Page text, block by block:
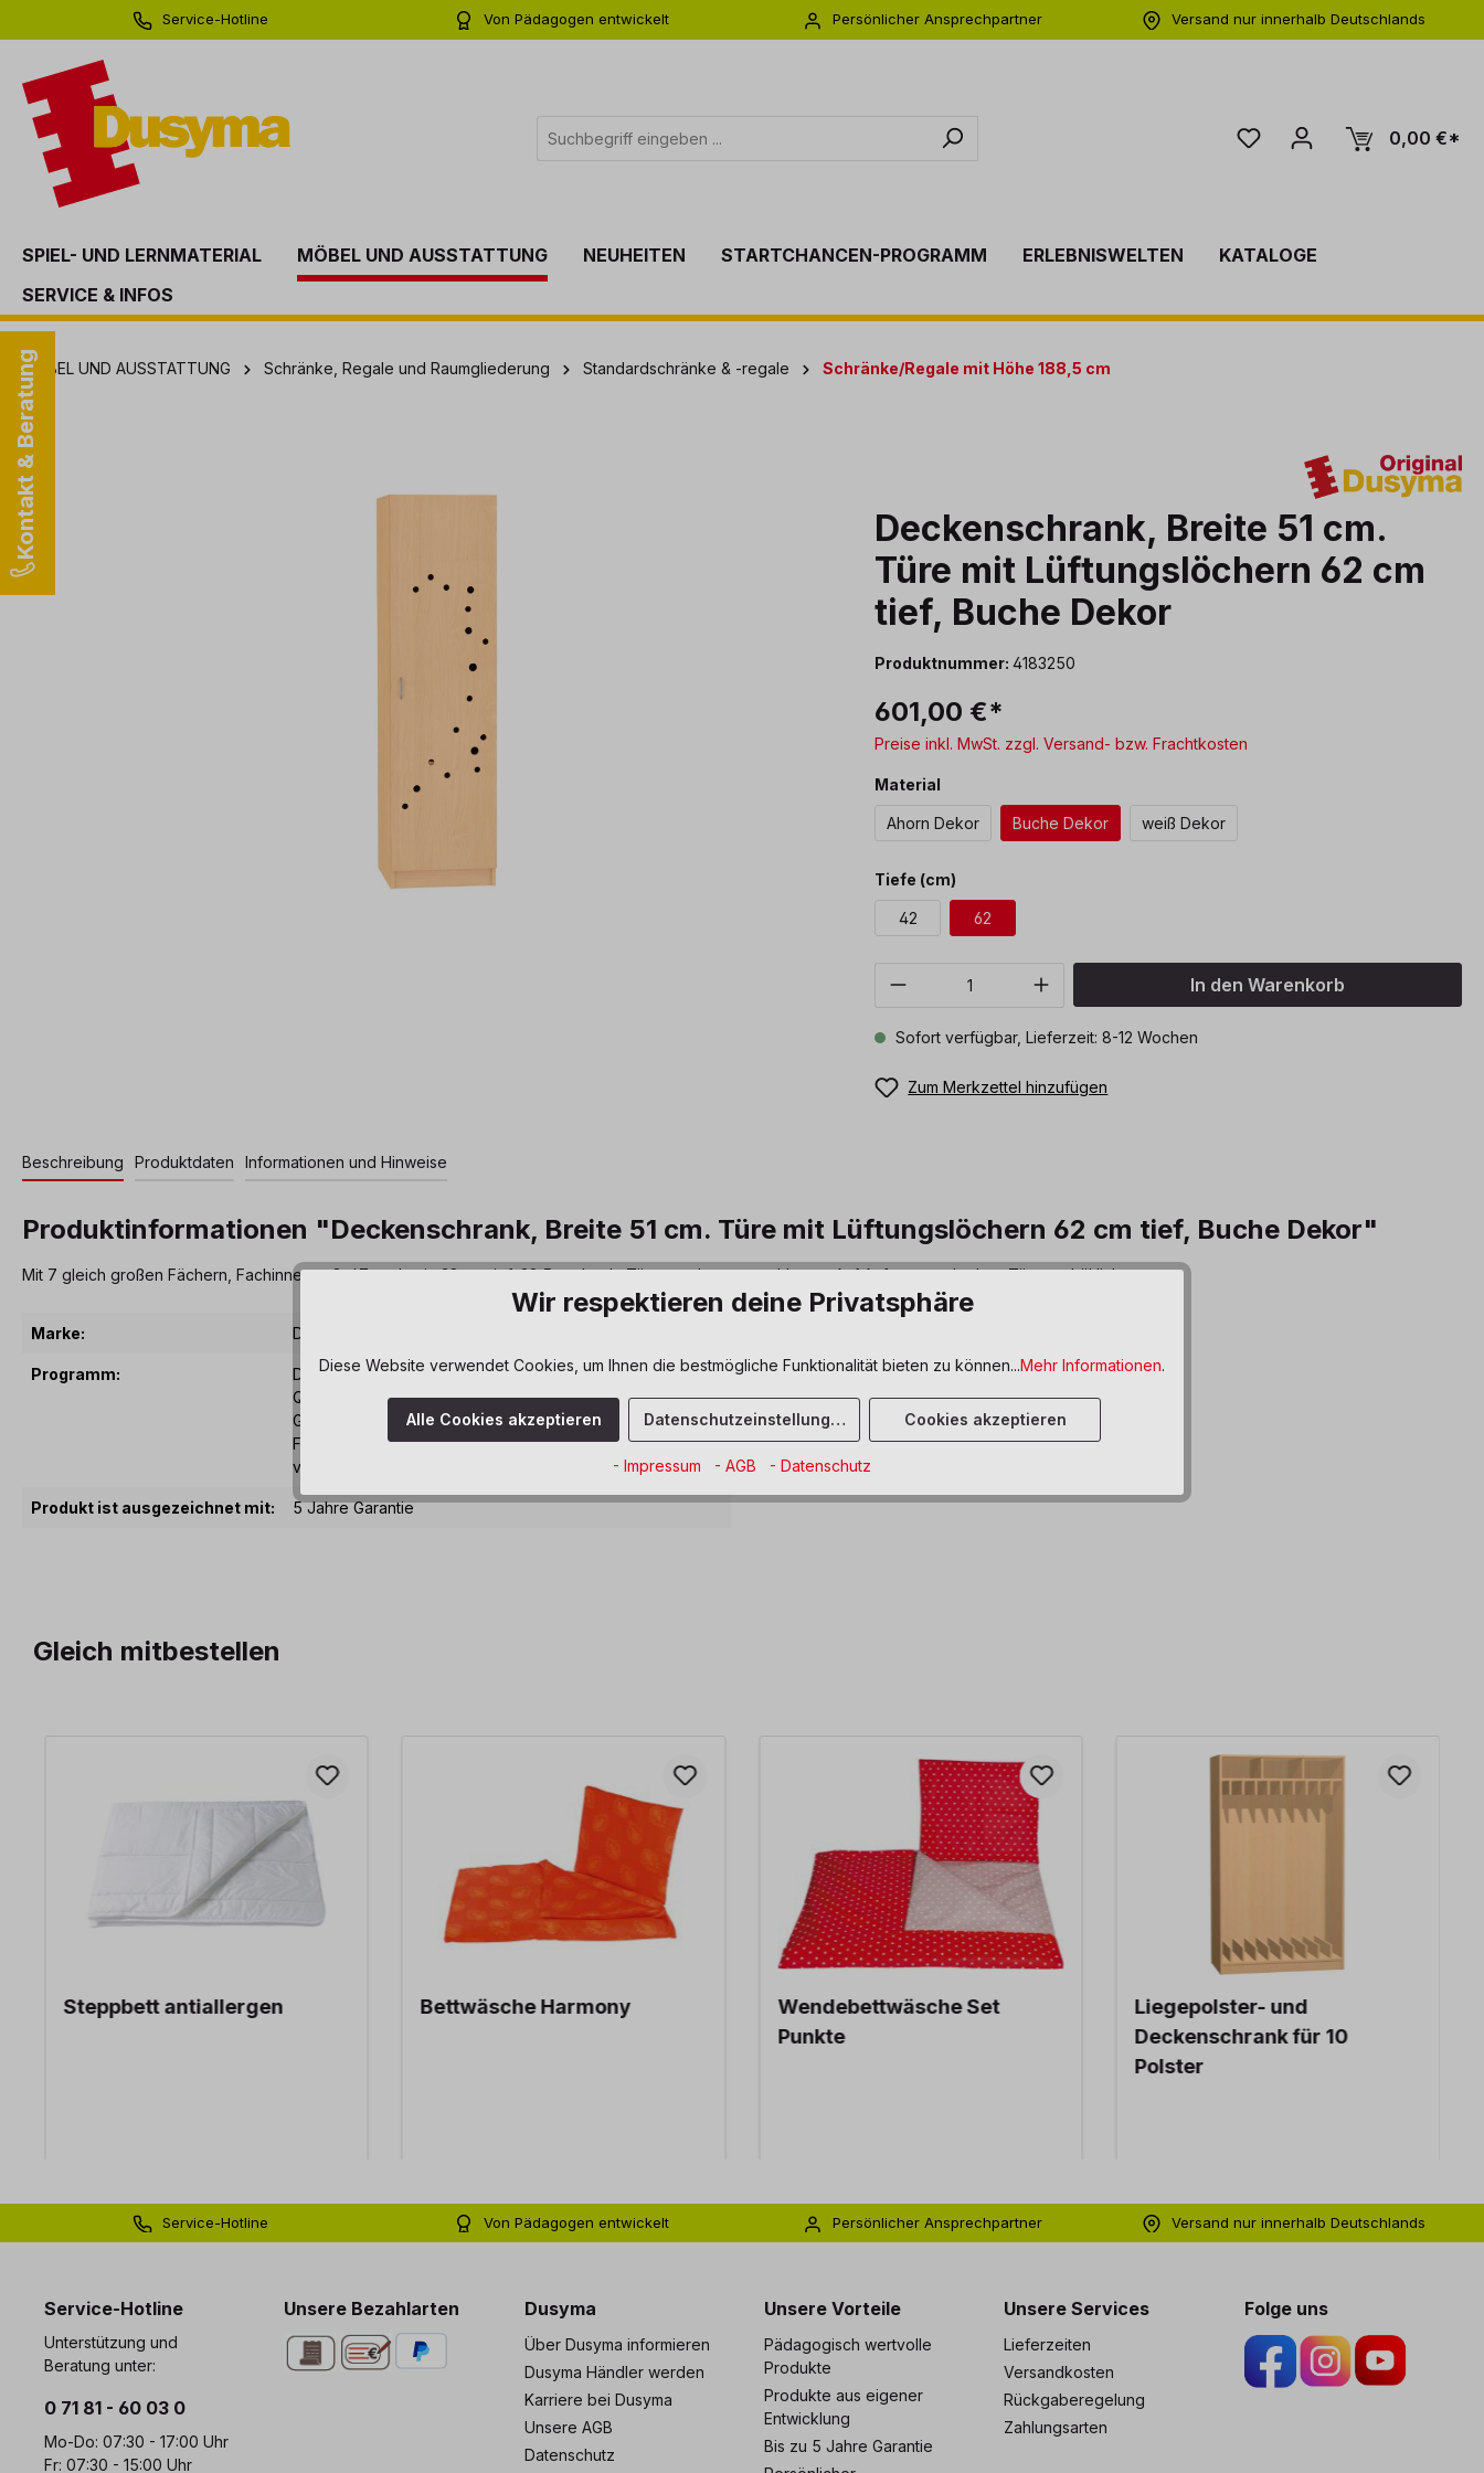
Zur Hauptnavigation springen
Service-Hotline
Von Pädagogen entwickelt
Persönlicher Ansprechpartner
Versand nur innerhalb Deutschlands
0,00 €*
SPIEL- UND LERNMATERIAL MÖBEL UND AUSSTATTUNG NEUHEITEN STARTCHANCEN-PROGRAMM ERLEBNISWELTEN
KATALOGE
SERVICE & INFOS
Kontakt & Beratung
MÖBEL UND AUSSTATTUNG Schränke, Regale und Raumgliederung Standardschränke & -regale Schränke/Regale mit Höhe 188,5 cm
Bildergalerie überspringen
Deckenschrank, Breite 51 cm.
Türe mit Lüftungslöchern 62 cm
tief, Buche Dekor
Produktnummer:4183250
601,00 €*
Preise inkl. MwSt. zzgl. Versand- bzw. Frachtkosten
Material
Ahorn Dekor Buche Dekor weiß Dekor
Tiefe (cm)
42 62
Produkt Anzahl: Gib den gewünschten Wert
In den Warenkorb
Sofort verfügbar, Lieferzeit: 8-12 Wochen
Zum Merkzettel hinzufügen
Beschreibung Produktdaten Informationen und Hinweise
Produktinformationen "Deckenschrank, Breite 51 cm. Türe mit Lüftungslöchern 62 cm tief, Buche Dekor"
Mit 7 gleich großen Fächern, Fachinnenmaß: 47 cm breit, 38 cm tief, 23,5 cm hoch. Türen rechts angeschlagen. Auf Anfrage auch ohne Türen erhältlich.
Marke: Dusyma
Programm:
Die große Dusyma Schrank Auswahl überzeugt durch
Qualität und Funktionalität. Sie ermöglicht einen großen
Gestaltungsspielraum. Mit Joy plus (Ahorn Dekor oder
Furnier) eingerichtete Räume sind hell, einladend und
versprühen eine freundliche Atmosphäre.
Produkt ist ausgezeichnet mit: 5 Jahre Garantie
Gleich mitbestellen
Steppbett antiallergen Bettwäsche Harmony
Wendebettwäsche Set
Punkte
Liegepolster- und
Deckenschrank für 10
Polster
Service-Hotline
Von Pädagogen entwickelt
Persönlicher Ansprechpartner
Versand nur innerhalb Deutschlands
Service-Hotline
Unterstützung und
Beratung unter:
0 71 81 - 60 03 0
Mo-Do: 07:30 - 17:00 Uhr
Fr: 07:30 - 15:00 Uhr
Unsere Bezahlarten Dusyma
Über Dusyma informieren
Dusyma Händler werden
Karriere bei Dusyma
Unsere AGB
Datenschutz
Unsere Vorteile
Pädagogisch wertvolle
Produkte
Produkte aus eigener
Entwicklung
Bis zu 5 Jahre Garantie
Unsere Services
Lieferzeiten
Versandkosten
Rückgaberegelung
Zahlungsarten
Folge uns
Wir respektieren deine Privatsphäre
Diese Website verwendet Cookies, um Ihnen die bestmögliche Funktionalität bieten zu können...Mehr Informationen.
Alle Cookies akzeptieren Datenschutzeinstellungen Cookies akzeptieren
- Impressum - AGB - Datenschutz